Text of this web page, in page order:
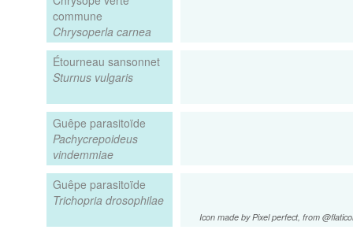
commune
Chrysoperla carnea
Étourneau sansonnet
Sturnus vulgaris
Guêpe parasitoïde
Pachycrepoideus
vindemmiae
Guêpe parasitoïde
Trichopria drosophilae
Icon made by Pixel perfect, from